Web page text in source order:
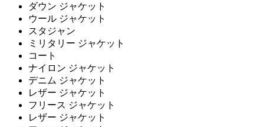
ダウン ジャケット
ウール ジャケット
スタジャン
ミリタリー ジャケット
コート
ナイロン ジャケット
デニム ジャケット
レザー ジャケット
フリース ジャケット
レザー ジャケット